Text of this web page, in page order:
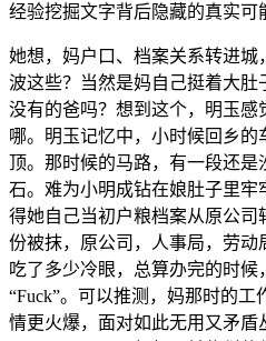
经验挖掘文字背后隐藏的真实可
她想，妈户口、档案关系转进
波这些？当然是妈自己挺着大
没有的爸吗？想到这个，明玉
哪。明玉记忆中，小时候回乡
顶。那时候的马路，有一段还
石。难为小明成钻在娘肚子里
得她自己当初户粮档案从原公
份被抹，原公司，人事局，劳动
吃了多少冷眼，总算办完的时
“Fuck”。可以推测，妈那时的
情更火爆，面对如此无用又矛